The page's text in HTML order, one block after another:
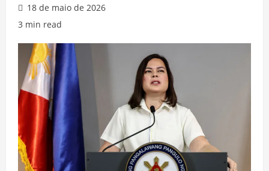
18 de maio de 2026
3 min read